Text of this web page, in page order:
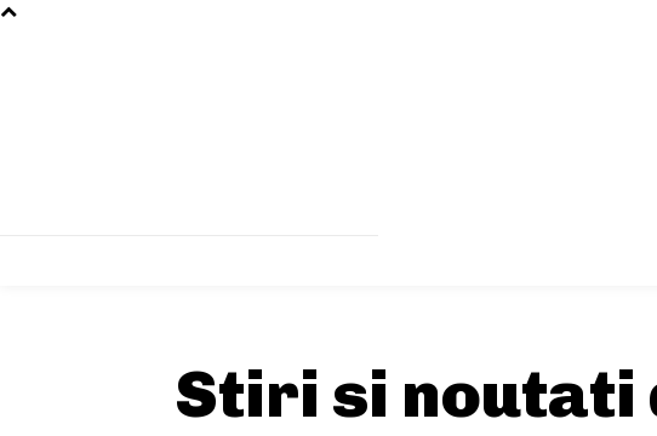
Stiri si noutati